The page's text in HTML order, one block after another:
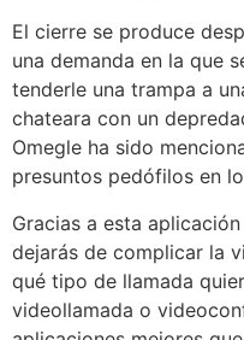
El cierre se produce
una demanda en la que
tenderle una trampa a
chateara con un
Omegle ha sido
presuntos pedófilos en
Gracias a esta
dejarás de complicar la
qué tipo de llamada
videollamada o